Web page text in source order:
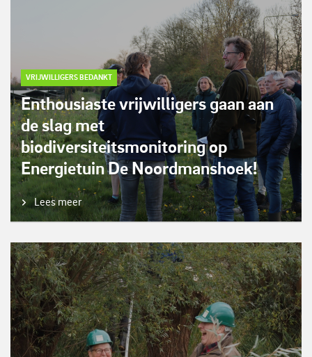
VRIJWILLIGERS BEDANKT
Enthousiaste vrijwilligers gaan aan
de slag met
biodiversiteitsmonitoring op
Energietuin De Noordmanshoek!
Lees meer